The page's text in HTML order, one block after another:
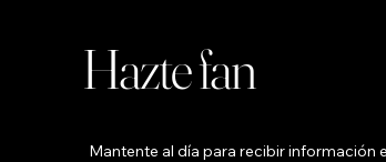
Hazte fan
Mantente al día para recibir información